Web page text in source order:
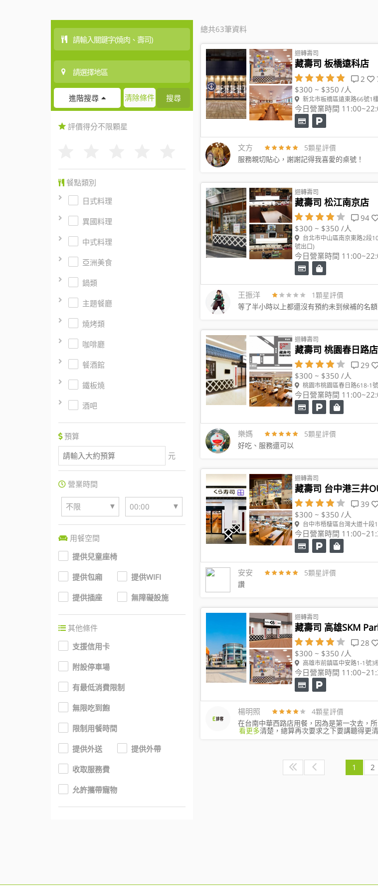
進階搜尋 清除條件 搜尋
評價得分不限顆星
餐點類別
日式料理
異國料理
中式料理
亞洲美食
鍋類
主題餐廳
燒烤類
咖啡廳
餐酒館
鐵板燒
酒吧
預算
元
營業時間
不限 ▼ 00:00 ▼
用餐空間
提供兒童座椅
提供包廂 提供WIFI
提供插座 無障礙設施
其他條件
支援信用卡
附設停車場
有最低消費限制
無限吃到飽
限制用餐時間
提供外送 提供外帶
收取服務費
允許攜帶寵物
總共63筆資料
迴轉壽司
藏壽司 板橋遠科店
2
$300 ~ $350 /人
新北市板橋區遠東路66號1
今日營業時間
文方 5顆星評價
服務親切貼心，謝謝記得我喜愛的桌號！
迴轉壽司
藏壽司 松江南京店
94
$300 ~ $350 /人
台北市中山區南京東路2段
號出口)
今日營業時間
王振洋 1顆星評價
等了半小時以上都還沒有預約未到候補的名額
迴轉壽司
藏壽司 桃園春日路店
29
$300 ~ $350 /人
桃園市桃園區春日路618-1
今日營業時間
樂媽 5顆星評價
好吃、服務還可以
迴轉壽司
藏壽司 台中港三井
39
$300 ~ $350 /人
台中市梧棲區台灣大道十段
今日營業時間
安安 5顆星評價
讚
迴轉壽司
藏壽司 高雄SKM
28
$300 ~ $350 /人
高雄市前鎮區中安路1-1號3
今日營業時間
楊明照 4顆星評價
在台南中華西路店用餐，因為是第一次去，
清楚，總算再次要求之下要講聽得更
看更多
1 2